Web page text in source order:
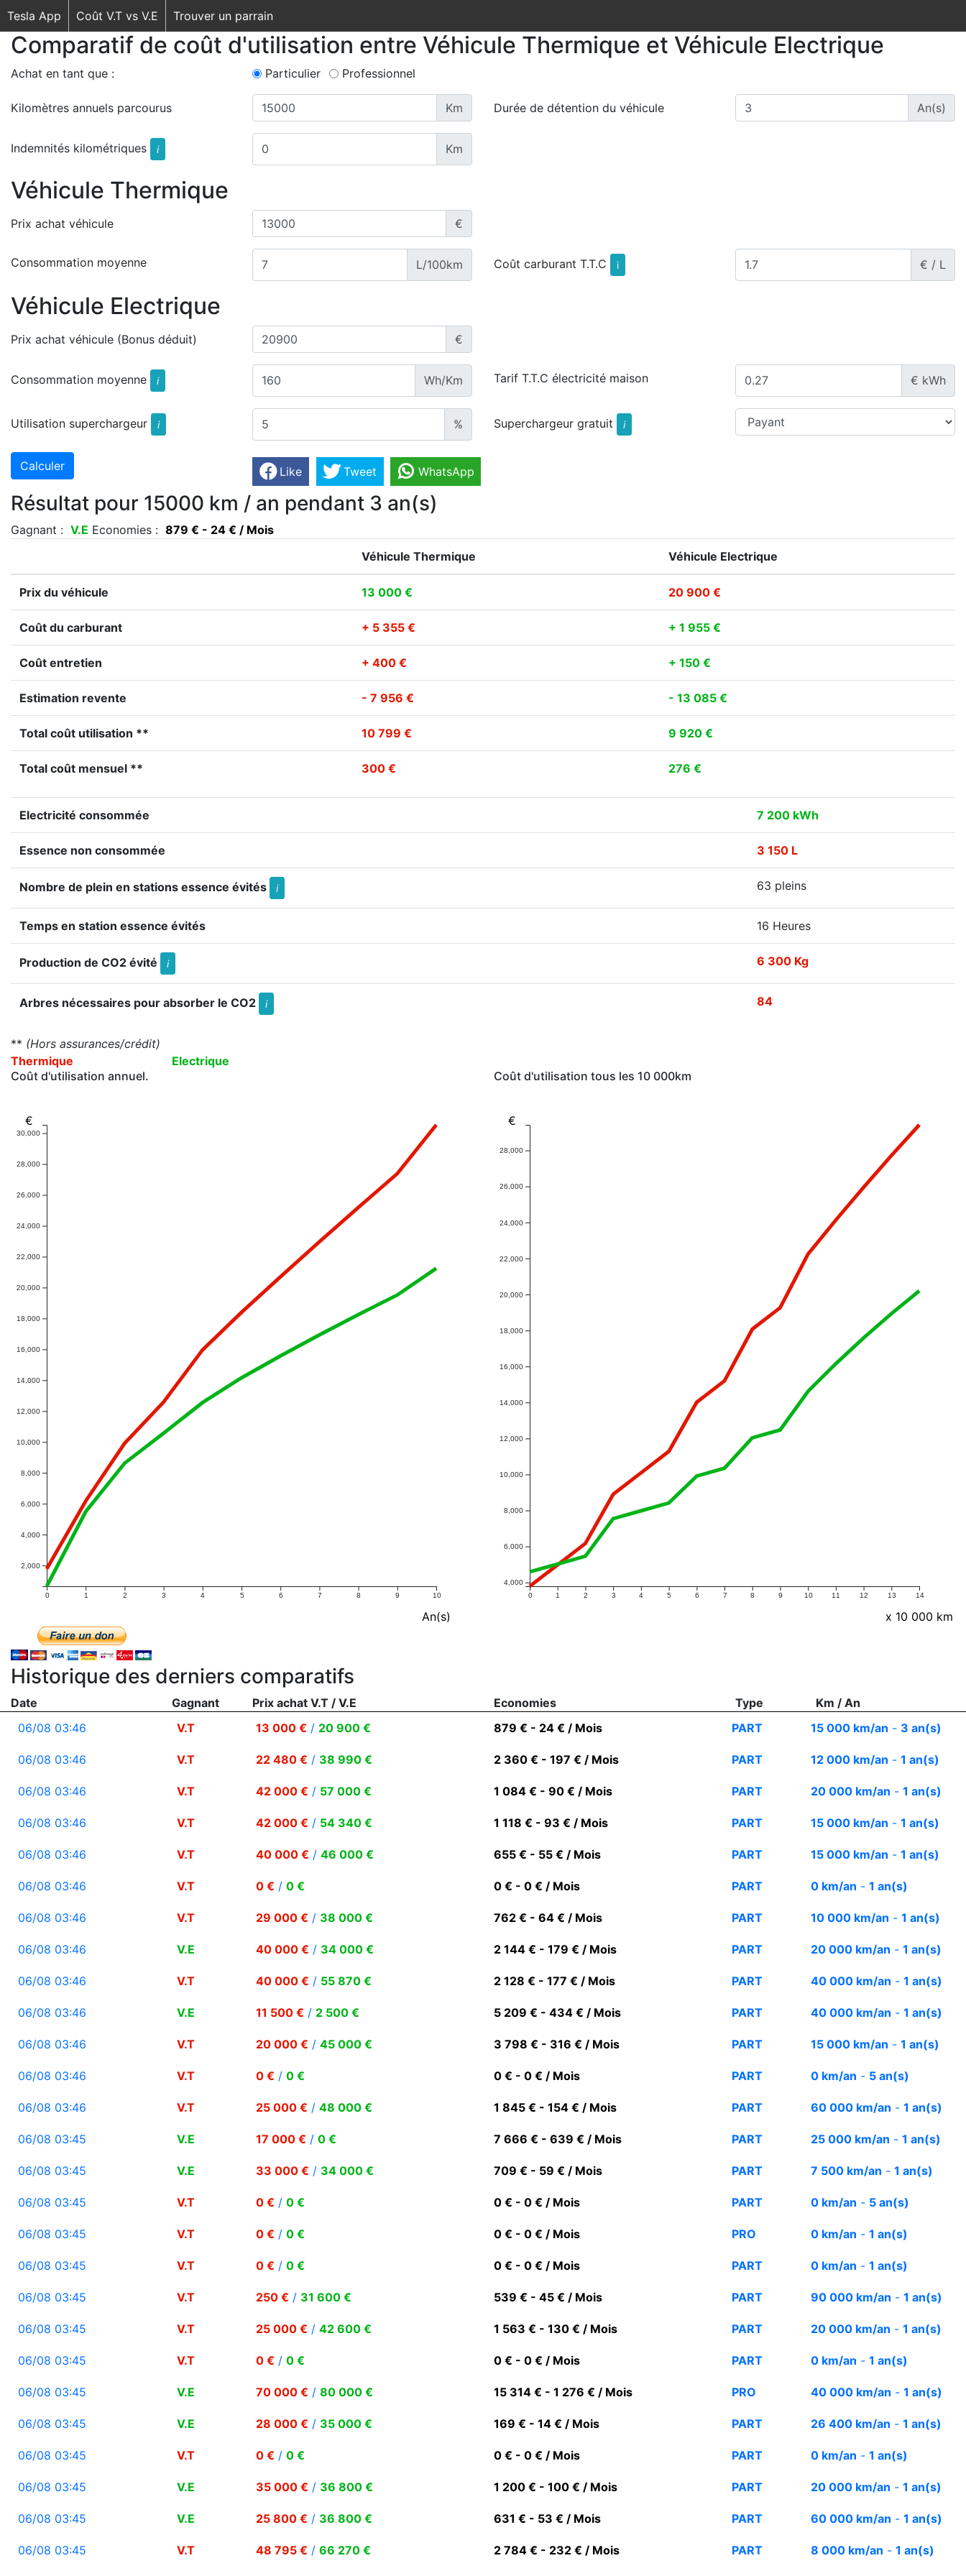
Tesla App Coût V.T vs V.E Trouver un parrain
Comparatif de coût d'utilisation entre Véhicule Thermique et Véhicule Electrique
Achat en tant que : Particulier Professionnel
Kilomètres annuels parcourus Km Durée de détention du véhicule An(s)
Indemnités kilométriques i Km
Véhicule Thermique
Prix achat véhicule €
Consommation moyenne L/100km Coût carburant T.T.C i € / L
Véhicule Electrique
Prix achat véhicule (Bonus déduit) €
Consommation moyenne i Wh/Km Tarif T.T.C électricité maison € kWh
Utilisation superchargeur i % Superchargeur gratuit i
Like Tweet WhatsApp
Résultat pour 15000 km / an pendant 3 an(s)
Gagnant : V.E Economies : 879 € - 24 € / Mois
Véhicule Thermique
Véhicule Electrique
Prix du véhicule 13 000 € 20 900 €
Coût du carburant + 5 355 € + 1 955 €
Coût entretien + 400 € + 150 €
Estimation revente - 7 956 € - 13 085 €
Total coût utilisation ** 10 799 € 9 920 €
Total coût mensuel ** 300 € 276 €
Electricité consommée 7 200 kWh
Essence non consommée 3 150 L
Nombre de plein en stations essence évités i 63 pleins
Temps en station essence évités 16 Heures
Production de CO2 évité i 6 300 Kg
Arbres nécessaires pour absorber le CO2 i 84
** (Hors assurances/crédit)
Thermique
Electrique
Coût d'utilisation annuel.
0 1 2 3 4 5 6 7 8 9 10
2,000
4,000
6,000
8,000
10,000
12,000
14,000
16,000
18,000
20,000
22,000
24,000
26,000
28,000
30,000
An(s)
€
Coût d'utilisation tous les 10 000km
0 1 2 3 4 5 6 7 8 9 10 11 12 13 14
4,000
6,000
8,000
10,000
12,000
14,000
16,000
18,000
20,000
22,000
24,000
26,000
28,000
€
x 10 000 km
Historique des derniers comparatifs
Date Gagnant Prix achat V.T / V.E Economies Type
Km / An
06/08 03:46
V.T 13 000 € / 20 900 € 879 € - 24 € / Mois PART 15 000 km/an - 3 an(s)
06/08 03:46 V.T 22 480 € / 38 990 € 2 360 € - 197 € / Mois PART 12 000 km/an -1 an(s)
06/08 03:46 V.T 42 000 € / 57 000 € 1 084 € - 90 € / Mois PART 20 000 km/an -1 an(s)
06/08 03:46 V.T 42 000 € / 54 340 € 1 118 € - 93 € / Mois PART 15 000 km/an -1 an(s)
06/08 03:46 V.T 40 000 € / 46 000 € 655 € - 55 € / Mois PART 15 000 km/an -1 an(s)
06/08 03:46 V.T 0 € / 0 € 0 € - 0 € / Mois PART 0 km/an -1 an(s)
06/08 03:46 V.T 29 000 € / 38 000 € 762 € - 64 € / Mois PART 10 000 km/an -1 an(s)
06/08 03:46 V.E 40 000 € / 34 000 € 2 144 € - 179 € / Mois PART 20 000 km/an -1 an(s)
06/08 03:46 V.T 40 000 € / 55 870 € 2 128 € - 177 € / Mois PART 40 000 km/an -1 an(s)
06/08 03:46 V.E 11 500 € / 2 500 € 5 209 € - 434 € / Mois PART 40 000 km/an -1 an(s)
06/08 03:46 V.T 20 000 € / 45 000 € 3 798 € - 316 € / Mois PART 15 000 km/an -1 an(s)
06/08 03:46 V.T 0 € / 0 € 0 € - 0 € / Mois PART 0 km/an - 5 an(s)
06/08 03:46 V.T 25 000 € / 48 000 € 1 845 € - 154 € / Mois PART 60 000 km/an -1 an(s)
06/08 03:45 V.E 17 000 € / 0 € 7 666 € - 639 € / Mois PART 25 000 km/an -1 an(s)
06/08 03:45 V.E 33 000 € / 34 000 € 709 € - 59 € / Mois PART 7 500 km/an -1 an(s)
06/08 03:45 V.T 0 € / 0 € 0 € - 0 € / Mois PART 0 km/an - 5 an(s)
06/08 03:45 V.T 0 € / 0 € 0 € - 0 € / Mois PRO 0 km/an -1 an(s)
06/08 03:45 V.T 0 € / 0 € 0 € - 0 € / Mois PART 0 km/an -1 an(s)
06/08 03:45 V.T 250 € / 31 600 € 539 € - 45 € / Mois PART 90 000 km/an -1 an(s)
06/08 03:45 V.T 25 000 € / 42 600 € 1 563 € - 130 € / Mois PART 20 000 km/an -1 an(s)
06/08 03:45 V.T 0 € / 0 € 0 € - 0 € / Mois PART 0 km/an -1 an(s)
06/08 03:45 V.E 70 000 € / 80 000 € 15 314 € - 1 276 € / Mois PRO 40 000 km/an -1 an(s)
06/08 03:45 V.E 28 000 € / 35 000 € 169 € - 14 € / Mois PART 26 400 km/an -1 an(s)
06/08 03:45 V.T 0 € / 0 € 0 € - 0 € / Mois PART 0 km/an -1 an(s)
06/08 03:45 V.E 35 000 € / 36 800 € 1 200 € - 100 € / Mois PART 20 000 km/an -1 an(s)
06/08 03:45 V.E 25 800 € / 36 800 € 631 € - 53 € / Mois PART 60 000 km/an -1 an(s)
06/08 03:45 V.T 48 795 € / 66 270 € 2 784 € - 232 € / Mois PART 8 000 km/an -1 an(s)